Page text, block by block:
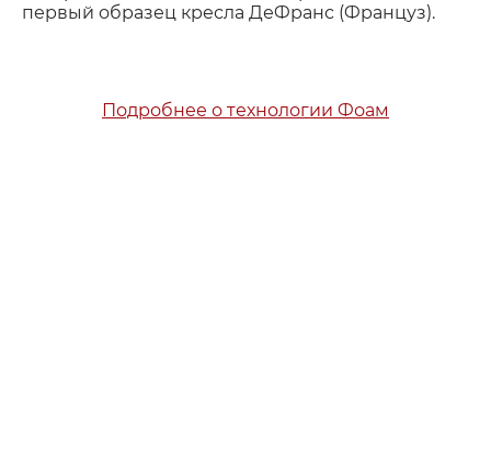
первый образец кресла ДеФранс (Француз).
Подробнее о технологии Фоам